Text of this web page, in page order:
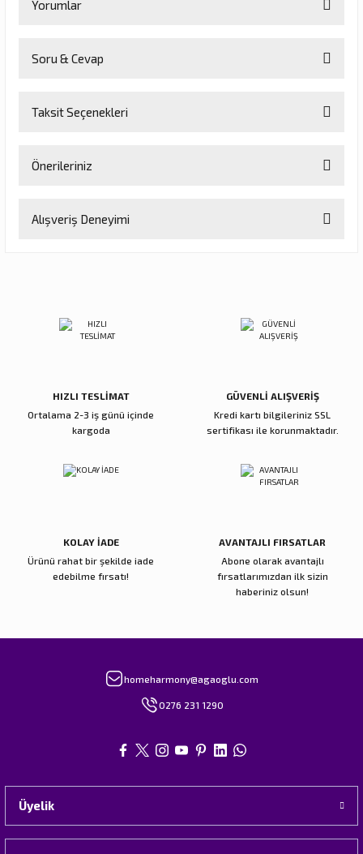
Yorumlar
Soru & Cevap
Taksit Seçenekleri
Önerileriniz
konularda yetersiz gördüğünüz noktaları öneri formunu kullanarak
Ürün açıklamasında eksik bilgiler bulunuyor.
Ürün bilgilerinde hatalar bulunuyor.
Alışveriş Deneyimi
HIZLI TESLİMAT
Ortalama 2-3 iş günü içinde
kargoda
GÜVENLİ ALIŞVERİŞ
Kredi kartı bilgileriniz SSL
sertifikası ile korunmaktadır.
KOLAY İADE
Ürünü rahat bir şekilde iade
edebilme fırsatı!
AVANTAJLI FIRSATLAR
Abone olarak avantajlı
fırsatlarımızdan ilk sizin
haberiniz olsun!
homeharmony@agaoglu.com
0276 231 1290
Üyelik